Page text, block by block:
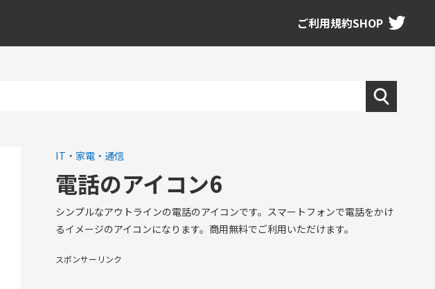
ご利用規約SHOP
IT・家電・通信
電話のアイコン6
シンプルなアウトラインの電話のアイコンです。スマートフォンで電話をかけ
るイメージのアイコンになります。商用無料でご利用いただけます。
スポンサーリンク